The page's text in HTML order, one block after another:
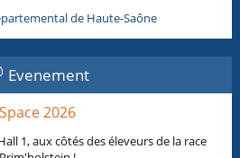
de Haute-Saône
Evenement
Space 2026
1, aux côtés des éleveurs de la race